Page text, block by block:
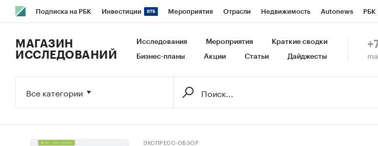
Подписка на РБК Инвестиции Мероприятия Отрасли Недвижимость Autonews РБК
Исследования Кредитные рейтинги Франшизы Газета Спецпроекты СПб Конференции
МАГАЗИН
ИССЛЕДОВАНИЙ
Исследования Мероприятия Краткие сводки
Бизнес-планы Акции Статьи Дайджесты
Все категории
ЭКСПРЕСС-ОБЗОР